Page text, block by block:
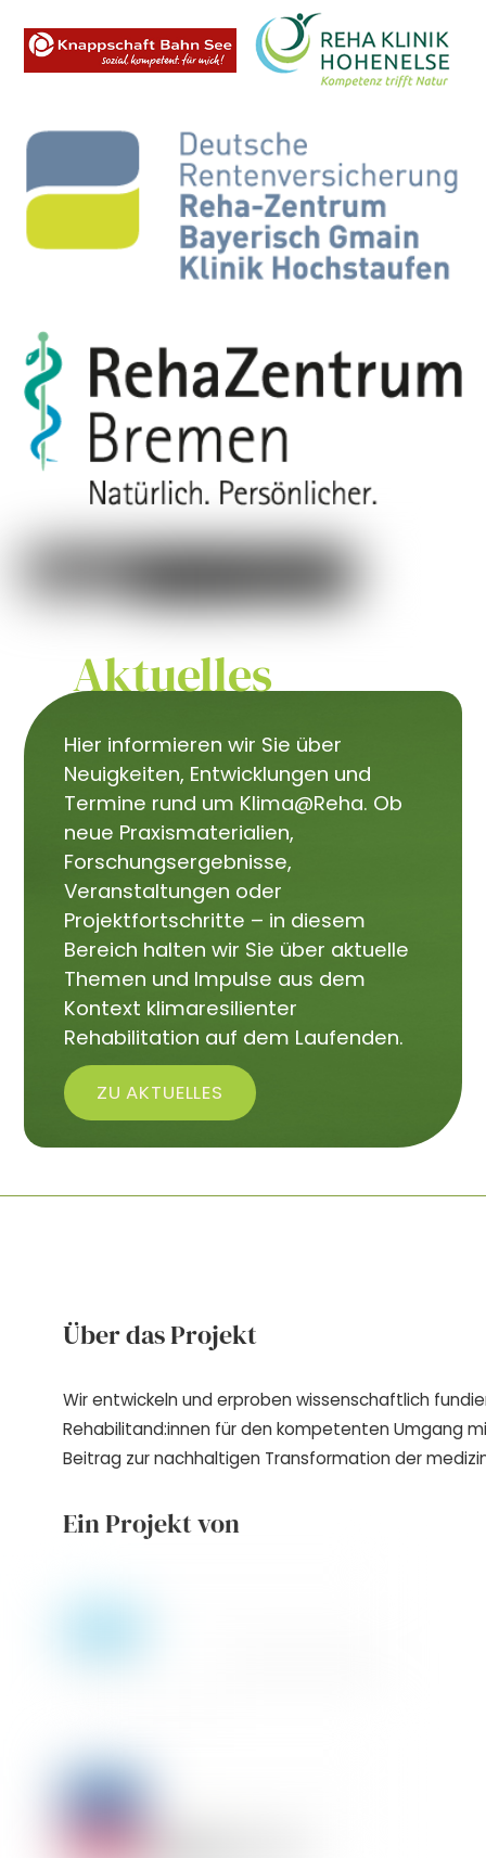
Aktuelles
Hier informieren wir Sie über
Neuigkeiten, Entwicklungen und
Termine rund um Klima@Reha. Ob
neue Praxismaterialien,
Forschungsergebnisse,
Veranstaltungen oder
Projektfortschritte – in diesem
Bereich halten wir Sie über aktuelle
Themen und Impulse aus dem
Kontext klimaresilienter
Rehabilitation auf dem Laufenden.
ZU AKTUELLES
Über das Projekt
Wir entwickeln und erproben wissenschaftlich
Rehabilitand:innen für den kompetenten Umgang
Beitrag zur nachhaltigen Transformation der
Ein Projekt von